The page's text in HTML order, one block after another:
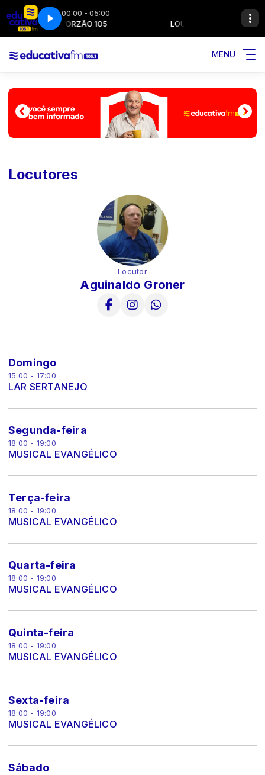
00:00 - 05:00
LOUVORZÃO 105 LOUVORZÃO 105
MENU
Locutores
Locutor
Aguinaldo Groner
Domingo
15:00 - 17:00
LAR SERTANEJO
Segunda-feira
18:00 - 19:00
MUSICAL EVANGÉLICO
Terça-feira
18:00 - 19:00
MUSICAL EVANGÉLICO
Quarta-feira
18:00 - 19:00
MUSICAL EVANGÉLICO
Quinta-feira
18:00 - 19:00
MUSICAL EVANGÉLICO
Sexta-feira
18:00 - 19:00
MUSICAL EVANGÉLICO
Sábado